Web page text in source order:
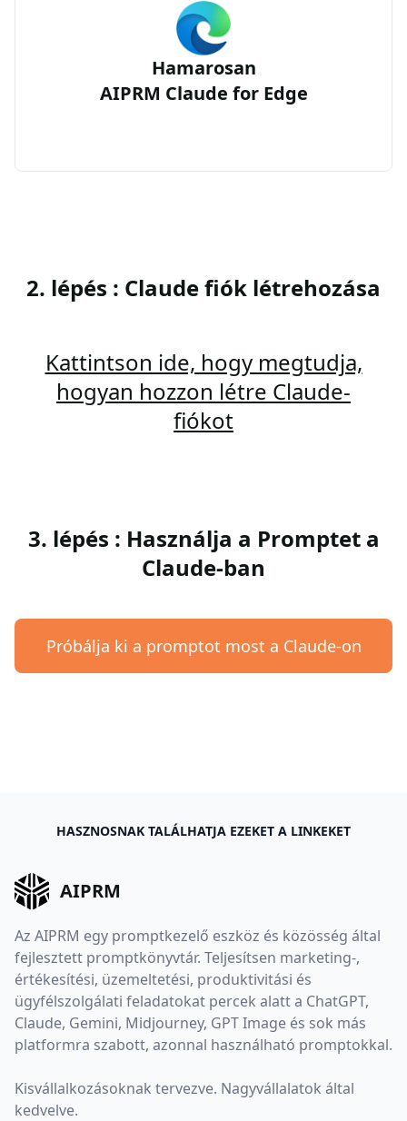
Hamarosan
AIPRM Claude for Edge
2. lépés : Claude fiók létrehozása
Kattintson ide, hogy megtudja,
hogyan hozzon létre Claude-
fiókot
3. lépés : Használja a Promptet a
Claude-ban
Próbálja ki a promptot most a Claude-on
HASZNOSNAK TALÁLHATJA EZEKET A LINKEKET
AIPRM
Az AIPRM egy promptkezelő eszköz és közösség által
fejlesztett promptkönyvtár. Teljesítsen marketing-,
értékesítési, üzemeltetési, produktivitási és
ügyfélszolgálati feladatokat percek alatt a ChatGPT,
Claude, Gemini, Midjourney, GPT Image és sok más
platformra szabott, azonnal használható promptokkal.
Kisvállalkozásoknak tervezve. Nagyvállalatok által
kedvelve.